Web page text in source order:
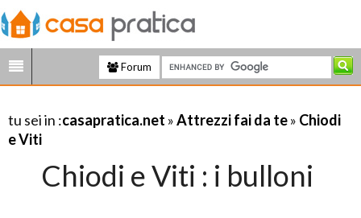
Forum
tu sei in :casapratica.net »Attrezzi fai da te» Chiodi
e Viti
Chiodi e Viti : i bulloni